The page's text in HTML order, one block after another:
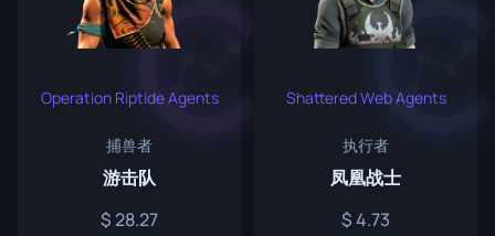
Operation Riptide Agents
捕兽者
游击队
28.27
Shattered Web Agents
执行者
凤凰战士
4.73